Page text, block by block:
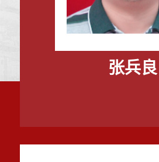
张兵良